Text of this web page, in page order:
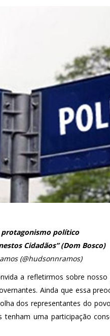
protagonismo político
Cidadãos” (Dom Bosco)
(@hudsonnramos)
a refletirmos sobre
Ainda que essa
dos representantes do
uma participação